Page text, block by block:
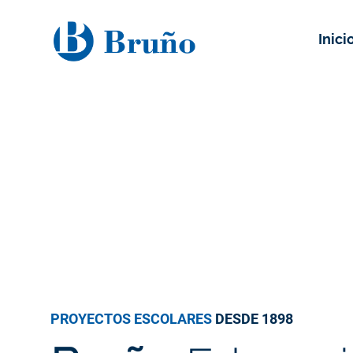
PROYECTOS ESCOLARES DESDE 1898